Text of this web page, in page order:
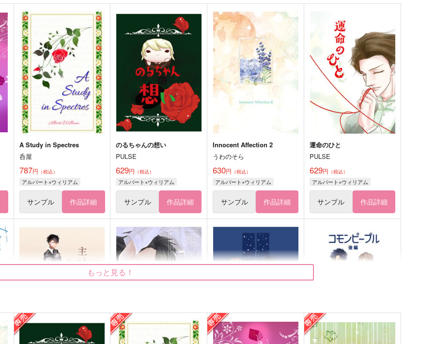
A Study in Spectres
呑屋
787円 （税込）
アルバート×ウィリアム
サンプル 作品詳細
のるちゃんの想い
PULSE
629円 （税込）
アルバート×ウィリアム
サンプル 作品詳細
Innocent Affection 2
うわのそら
630円 （税込）
アルバート×ウィリアム
サンプル 作品詳細
運命のひと
PULSE
629円 （税込）
アルバート×ウィリアム
サンプル 作品詳細
もっと見る！